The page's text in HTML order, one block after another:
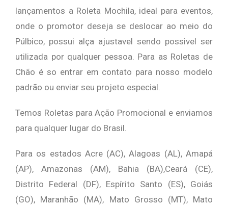
lançamentos a Roleta Mochila, ideal para eventos,
onde o promotor deseja se deslocar ao meio do
Púlbico, possui alça ajustavel sendo possivel ser
utilizada por qualquer pessoa. Para as Roletas de
Chão é so entrar em contato para nosso modelo
padrão ou enviar seu projeto especial.
Temos Roletas para Ação Promocional e enviamos
para qualquer lugar do Brasil.
Para os estados Acre (AC), Alagoas (AL), Amapá
(AP), Amazonas (AM), Bahia (BA),Ceará (CE),
Distrito Federal (DF), Espírito Santo (ES), Goiás
(GO), Maranhão (MA), Mato Grosso (MT), Mato